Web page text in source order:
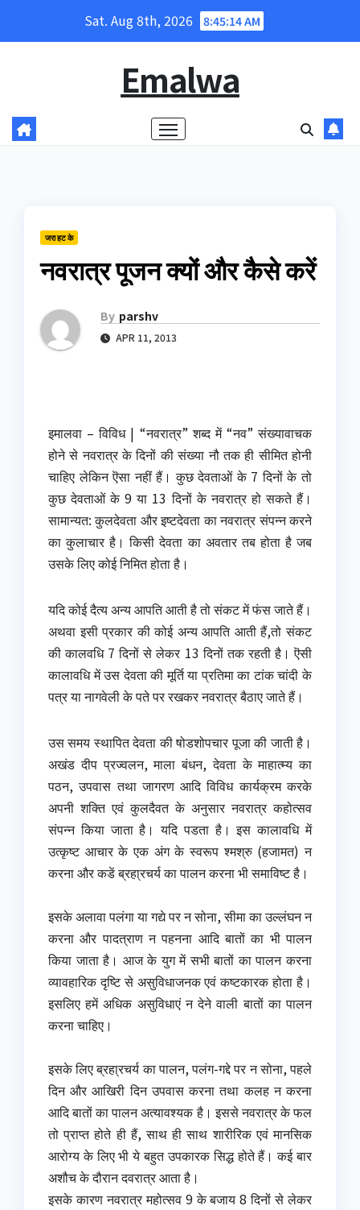
Sat. Aug 8th, 2026 8:45:14 AM
Emalwa
जरा हट के
नवरात्र पूजन क्यों और कैसे करें
By parshv
APR 11, 2013
इमालवा – विविध | “नवरात्र” शब्द में “नव” संख्यावाचक
होने से नवरात्र के दिनों की संख्या नौ तक ही सीमित होनी
चाहिए लेकिन ऎसा नहीं हैं।कुछ देवताओं के 7 दिनों के तो
कुछ देवताओं के 9 या 13 दिनों के नवरात्र हो सकते हैं।
सामान्यत: कुलदेवता और इष्टदेवता का नवरात्र संपन्न करने
का कुलाचार है। किसी देवता का अवतार तब होता है जब
उसके लिए कोई निमित होता है।
यदि कोई दैत्य अन्य आपति आती है तो संकट में फंस जाते हैं।
अथवा इसी प्रकार की कोई अन्य आपति आती हैं,तो संकट
की कालवधि 7 दिनों से लेकर 13 दिनों तक रहती है। ऎसी
कालावधि में उस देवता की मूर्ति या प्रतिमा का टांक चांदी के
पत्र या नागवेली के पते पर रखकर नवरात्र बैठाए जाते हैं।
उस समय स्थापित देवता की षोडशोपचार पूजा की जाती है।
अखंड दीप प्रज्वलन, माला बंधन, देवता के माहात्म्य का
पठन, उपवास तथा जागरण आदि विविध कार्यक्रम करके
अपनी शक्ति एवं कुलदैवत के अनुसार नवरात्र कहोत्सव
संपन्न किया जाता है। यदि पडता है। इस कालावधि में
उत्कृष्ट आचार के एक अंग के स्वरूप श्मश्रु (हजामत) न
करना और कडें ब्रहा्रचर्य का पालन करना भी समाविष्ट है।
इसके अलावा पलंगा या गद्ये पर न सोना, सीमा का उल्लंघन न
करना और पादत्राण न पहनना आदि बातों का भी पालन
किया जाता है। आज के युग में सभी बातों का पालन करना
व्यावहारिक दृष्टि से असुविधाजनक एवं कष्टकारक होता है।
इसलिए हमें अधिक असुविधाएं न देने वाली बातों का पालन
करना चाहिए।
इसके लिए ब्रहा्रचर्य का पालन, पलंग-गद्दे पर न सोना, पहले
दिन और आखिरी दिन उपवास करना तथा कलह न करना
आदि बातों का पालन अत्यावश्यक है। इससे नवरात्र के फल
तो प्राप्त होते ही हैं, साथ ही साथ शारीरिक एवं मानसिक
आरोग्य के लिए भी ये बहुत उपकारक सिद्ध होते हैं। कई बार
अशौच के दौरान दवरात्र आता है।
इसके कारण नवरात्र महोत्सव 9 के बजाय 8 दिनों से लेकर